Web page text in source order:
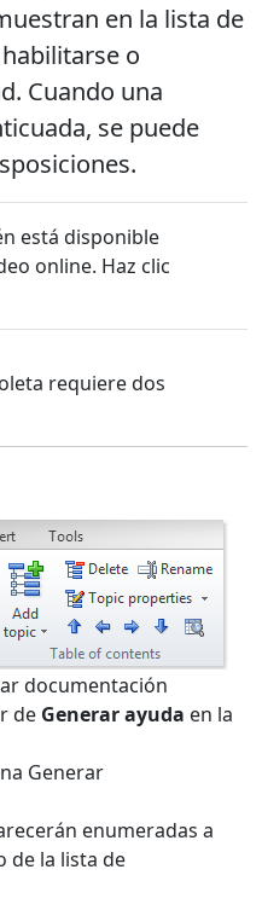
en la lista de
o
Cuando una
se puede
está disponible
online. Haz clic
requiere dos
documentación
de Generar ayuda en la
Generar
enumeradas a
de la lista de